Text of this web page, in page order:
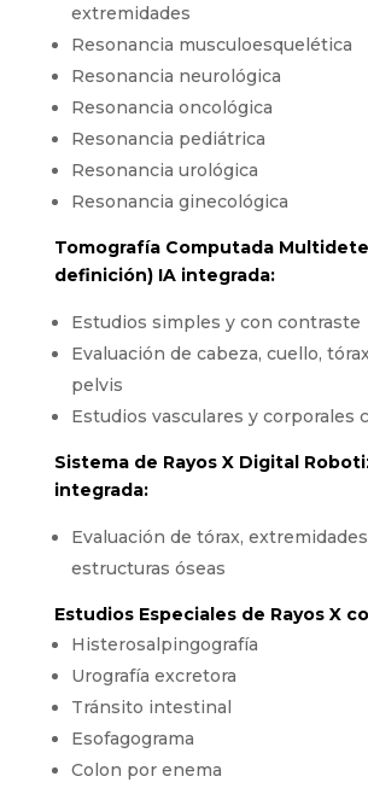
extremidades
Resonancia musculoesquelética
Resonancia neurológica
Resonancia oncológica
Resonancia pediátrica
Resonancia urológica
Resonancia ginecológica
Tomografía Computada
definición) IA integrada:
Estudios simples y con contraste
Evaluación de cabeza, cuello,
pelvis
Estudios vasculares y corporales
Sistema de Rayos X Digital
integrada:
Evaluación de tórax,
estructuras óseas
Estudios Especiales de Rayos X
Histerosalpingografía
Urografía excretora
Tránsito intestinal
Esofagograma
Colon por enema